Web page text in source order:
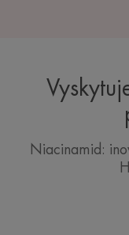
Niacinamid: